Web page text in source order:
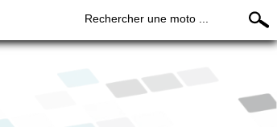
Rechercher une moto ...